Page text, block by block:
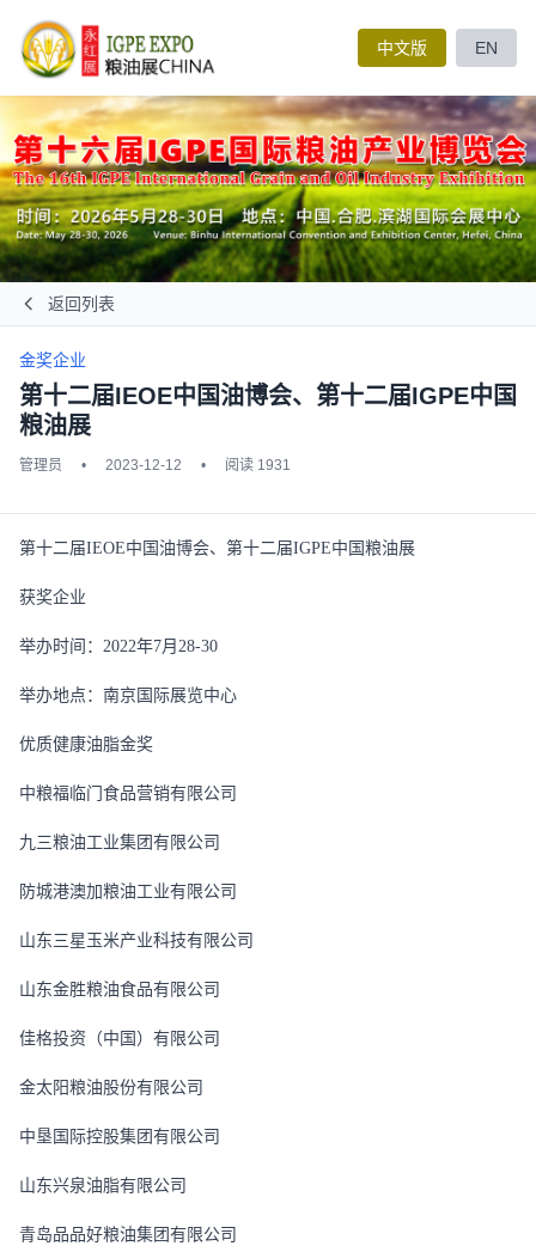
中文版 EN
返回列表
金奖企业
第十二届IEOE中国油博会、第十二届IGPE中国
粮油展
管理员 • 2023-12-12 • 阅读 1931
第十二届IEOE中国油博会、第十二届IGPE中国粮油展
获奖企业
举办时间： 2022年7月 28-30
举办地点：南京国际展览中心
优质健康油脂金奖
中粮福临门食品营销有限公司
九三粮油工业集团有限公司
防城港澳加粮油工业有限公司
山东三星玉米产业科技有限公司
山东金胜粮油食品有限公司
佳格投资（中国）有限公司
金太阳粮油股份有限公司
中垦国际控股集团有限公司
山东兴泉油脂有限公司
青岛品品好粮油集团有限公司